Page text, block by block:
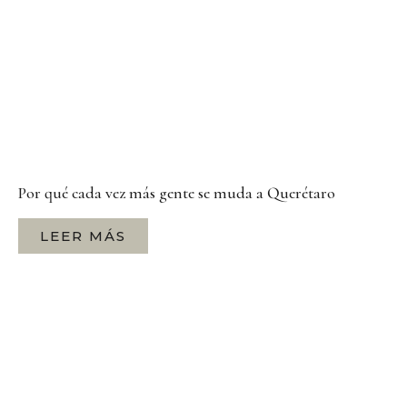
Por qué cada vez más gente se muda a Querétaro
LEER MÁS